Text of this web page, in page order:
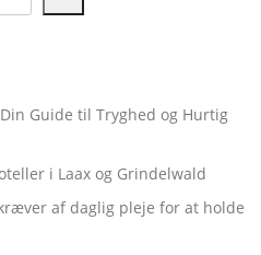
Guide til Tryghed og Hurtig
i Laax og Grindelwald
af daglig pleje for at holde